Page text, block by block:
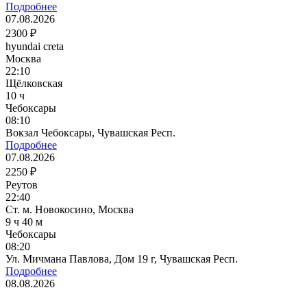
Подробнее
07.08.2026
2300 ₽
hyundai creta
Москва
22:10
Щёлковская
10 ч
Чебоксары
08:10
Вокзал Чебоксары, Чувашская Респ.
Подробнее
07.08.2026
2250 ₽
Реутов
22:40
Ст. м. Новокосино, Москва
9 ч 40 м
Чебоксары
08:20
Ул. Мичмана Павлова, Дом 19 г, Чувашская Респ.
Подробнее
08.08.2026